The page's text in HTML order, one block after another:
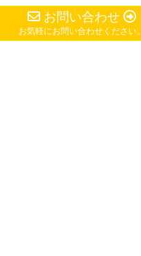
お問い合わせ
お気軽にお問い合わせください。